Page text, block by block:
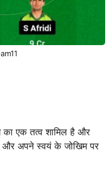
का एक तत्व शामिल है और
और अपने स्वयं के जोखिम पर